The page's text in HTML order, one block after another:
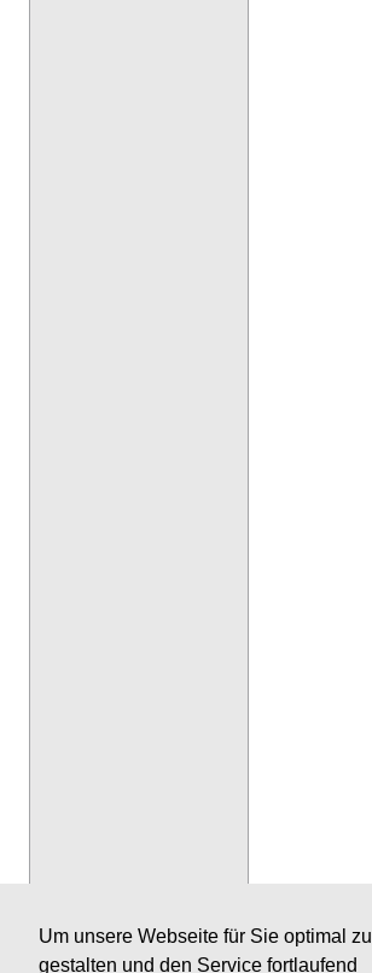
Um unsere Webseite für Sie optimal zu
gestalten und den Service fortlaufend